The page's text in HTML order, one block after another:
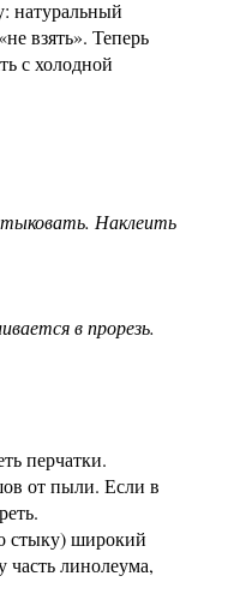
натуральный
взять». Теперь
с холодной
Наклеить
в прорезь.
перчатки.
от пыли. Если в
стыку) широкий
часть линолеума,